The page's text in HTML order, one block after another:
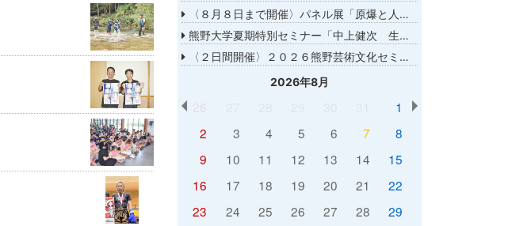
〈８月８日まで開催〉パネル展「原爆と人間展」
熊野大学夏期特別セミナー「中上健次 生誕８０年－時代へのまなざし－」
〈２日間開催〉２０２６熊野芸術文化セミナー
2026年8月
26
1
2
3 4 5 6 7
8
9
10 11 12 13 14
15
16
17 18 19 20 21
22
23
24 25 26 27 28
29